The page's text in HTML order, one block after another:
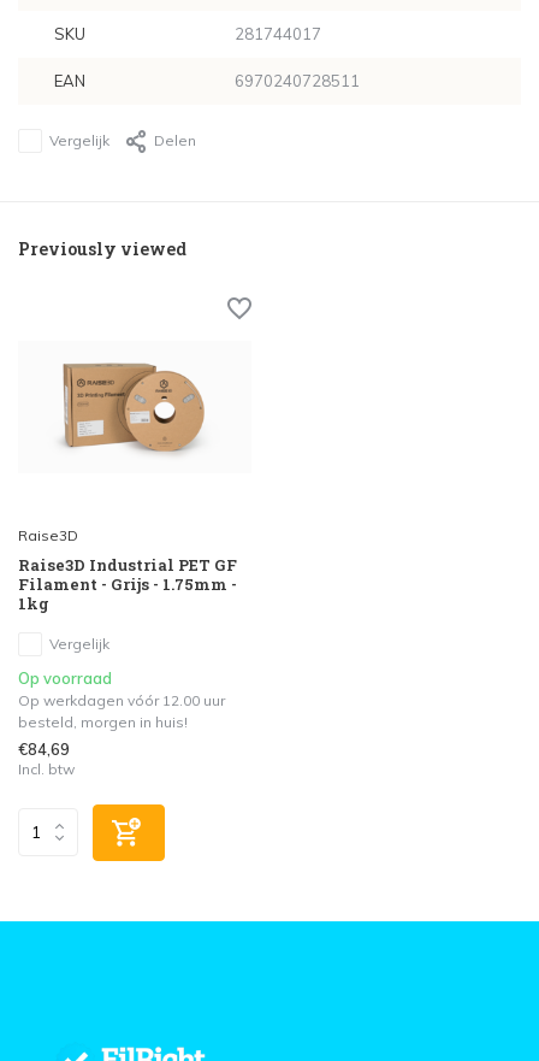
SKU 281744017
EAN 6970240728511
Vergelijk Delen
Previously viewed
Raise3D
Raise3D Industrial PET GF
Filament - Grijs - 1.75mm -
1kg
Vergelijk
Op voorraad
Op werkdagen vóór 12.00 uur
besteld, morgen in huis!
€84,69
Incl. btw